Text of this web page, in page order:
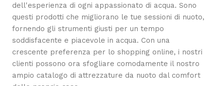
dell'esperienza di ogni appassionato di acqua. Sono
questi prodotti che migliorano le tue sessioni di nuoto,
fornendo gli strumenti giusti per un tempo
soddisfacente e piacevole in acqua. Con una
crescente preferenza per lo shopping online, i nostri
clienti possono ora sfogliare comodamente il nostro
ampio catalogo di attrezzature da nuoto dal comfort